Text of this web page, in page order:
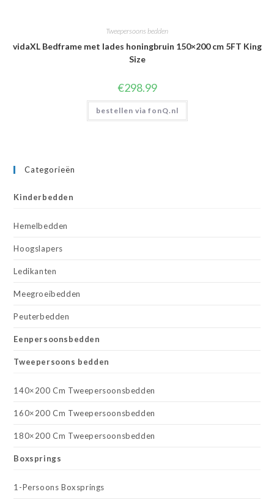
Tweepersoons bedden
vidaXL Bedframe met lades honingbruin 150×200 cm 5FT King
Size
€298.99
bestellen via fonQ.nl
Categorieën
Kinderbedden
Hemelbedden
Hoogslapers
Ledikanten
Meegroeibedden
Peuterbedden
Eenpersoonsbedden
Tweepersoons bedden
140×200 Cm Tweepersoonsbedden
160×200 Cm Tweepersoonsbedden
180×200 Cm Tweepersoonsbedden
Boxsprings
1-Persoons Boxsprings